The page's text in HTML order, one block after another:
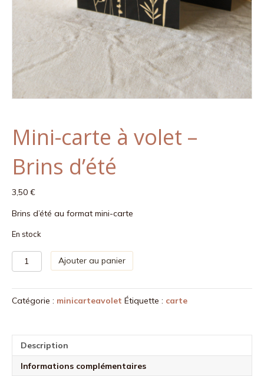
Mini-carte à volet –
Brins d’été
3,50 €
Brins d’été au format mini-carte
En stock
quantité
de
carte
à
Brins
d'été
Ajouter au panier
Catégorie : minicarteavolet Étiquette : carte
Description
Informations complémentaires